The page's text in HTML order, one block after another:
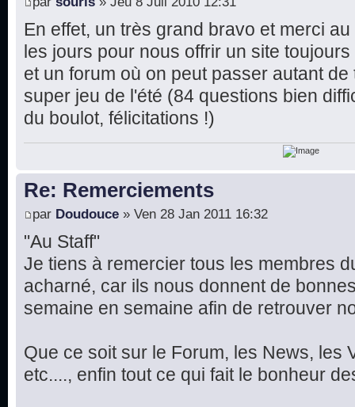
En effet, un très grand bravo et merci
les jours pour nous offrir un site
et un forum où on peut passer autant
super jeu de l'été (84 questions bien
du boulot, félicitations !)
Re: Remerciements
par Doudouce » Ven 28 Jan 2011 16:32
"Au Staff"
Je tiens à remercier tous les membres
acharné, car ils nous donnent de
semaine en semaine afin de retrouver
Que ce soit sur le Forum, les News, les
etc...., enfin tout ce qui fait le bonheur